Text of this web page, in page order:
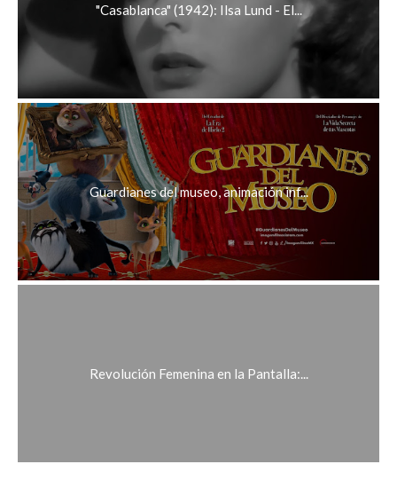
"Casablanca" (1942): Ilsa Lund - El...
Guardianes del museo, animación inf...
Revolución Femenina en la Pantalla:...